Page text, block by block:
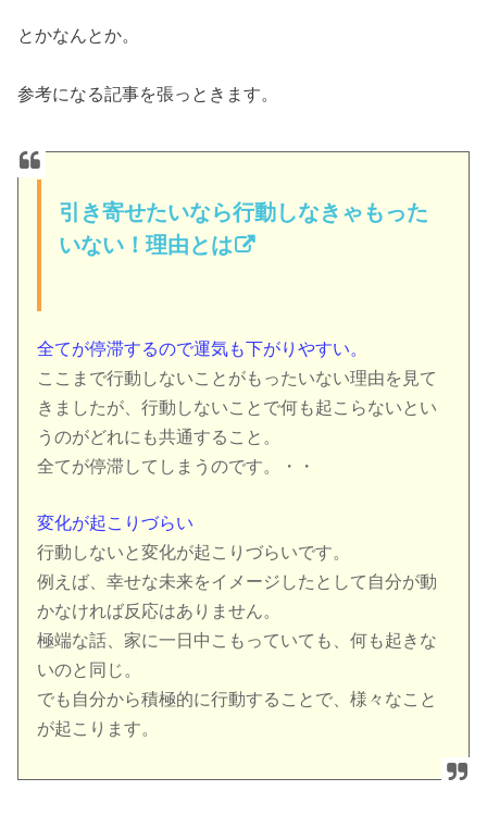
とかなんとか。
参考になる記事を張っときます。
引き寄せたいなら行動しなきゃもった
いない！理由とは
全てが停滞するので運気も下がりやすい。
ここまで行動しないことがもったいない理由を見て
きましたが、行動しないことで何も起こらないとい
うのがどれにも共通すること。
全てが停滞してしまうのです。・・
変化が起こりづらい
行動しないと変化が起こりづらいです。
例えば、幸せな未来をイメージしたとして自分が動
かなければ反応はありません。
極端な話、家に一日中こもっていても、何も起きな
いのと同じ。
でも自分から積極的に行動することで、様々なこと
が起こります。